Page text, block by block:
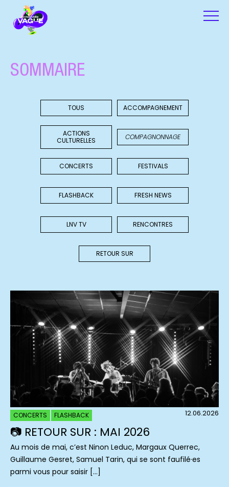
SOMMAIRE
TOUS ACCOMPAGNEMENT
ACTIONS
CULTURELLES
COMPAGNONNAGE
CONCERTS FESTIVALS
FLASHBACK FRESH NEWS
LNV TV RENCONTRES
RETOUR SUR
CONCERTS FLASHBACK 12.06.2026
📷 RETOUR SUR : MAI 2026
Au mois de mai, c’est Ninon Leduc, Margaux Querrec,
Guillaume Gesret, Samuel Tarin, qui se sont faufilé·es
parmi vous pour saisir […]